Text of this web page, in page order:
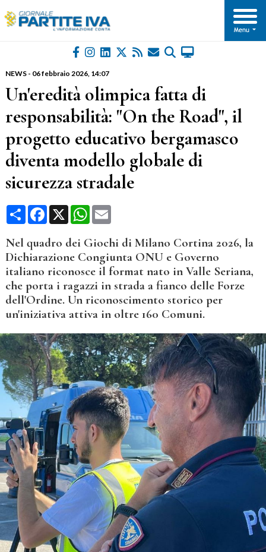
NEWS- 06 febbraio 2026, 14:07
Un'eredità olimpica fatta di
responsabilità: "On the Road", il
progetto educativo bergamasco
diventa modello globale di
sicurezza stradale
CondividiFacebook
X WhatsApp
Email
Nel quadro dei Giochi di Milano Cortina 2026, la
Dichiarazione Congiunta ONU e Governo
italiano riconosce il format nato in Valle Seriana,
che porta i ragazzi in strada a fianco delle Forze
dell'Ordine. Un riconoscimento storico per
un'iniziativa attiva in oltre 160 Comuni.